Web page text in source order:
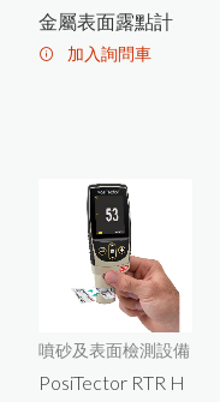
PosiTest OTL爐溫記錄器
PosiTector DP
M L
金
屬
表
面
露
點
記
錄
器
HI-700生質燃料水分計
PosiTest LPD Cabled Wand濕式
PosiTector UTG超音波測厚儀新
增3種探頭
金屬表面露點計
加入詢問車
噴砂及表面檢測設備
PosiTector RTR H